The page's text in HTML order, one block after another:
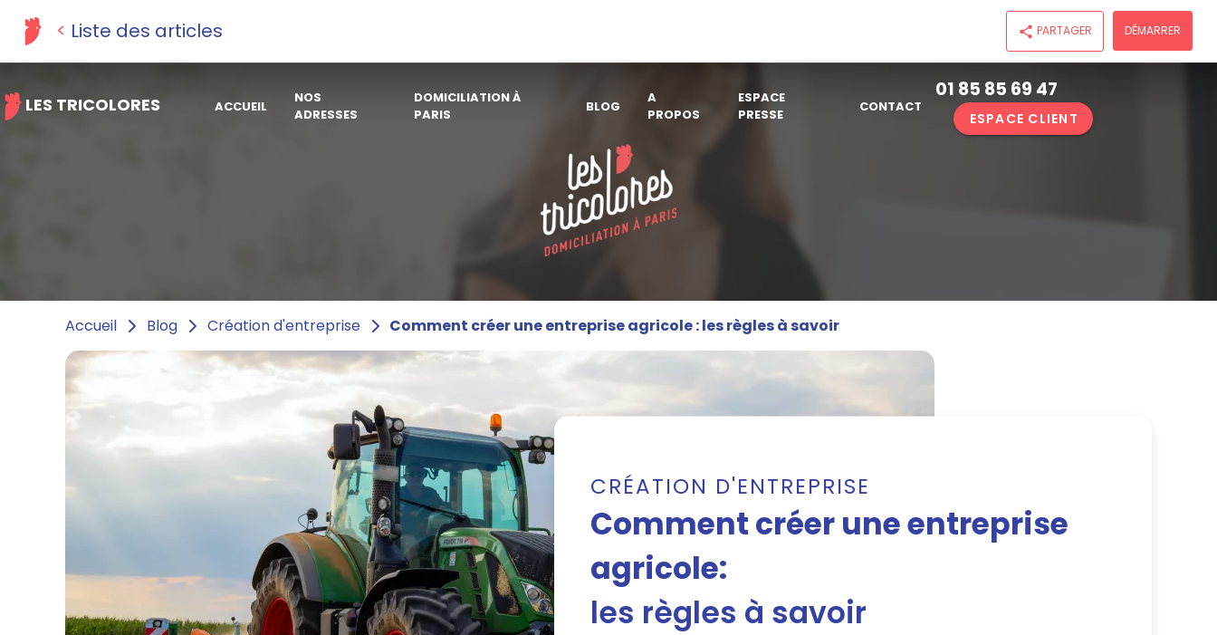
LES TRICOLORES ACCUEIL
NOS
ADRESSES
DOMICILIATION À
PARIS
BLOG
A
PROPOS
ESPACE
PRESSE
CONTACT
01 85 85 69 47
ESPACE CLIENT
Liste des articles share PARTAGER DÉMARRER
Accueil Blog Création d'entreprise Comment créer une entreprise agricole : les règles à savoir
CRÉATION D'ENTREPRISE
Comment créer une entreprise
agricole:
les règles à savoir